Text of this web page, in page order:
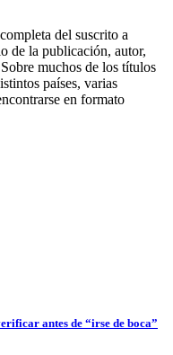
del suscrito a
de la publicación, autor,
muchos de los títulos
países, varias
en formato
antes de “irse de boca”